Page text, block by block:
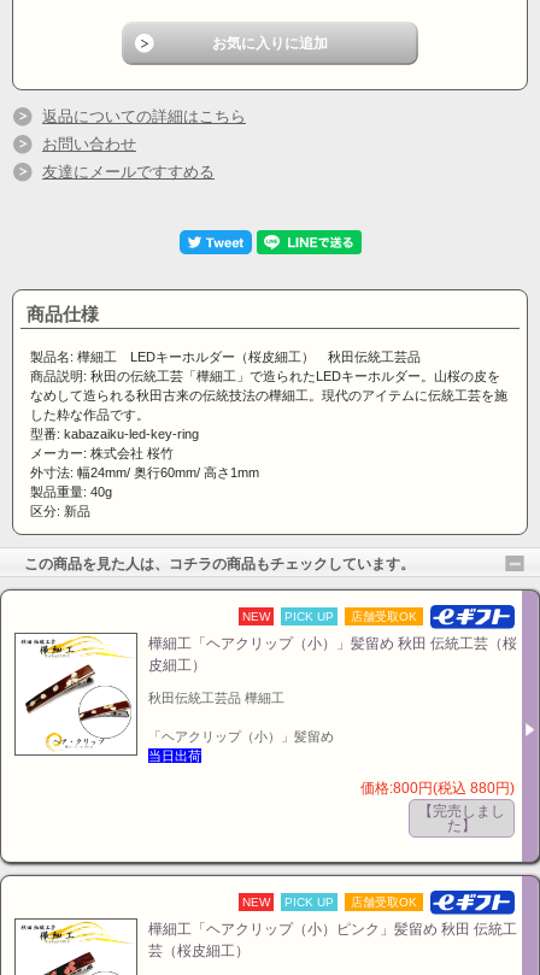
現代のアイテムに伝統工芸を施した粋な作品です。
●サイズ：幅2.4×長6×高1 (cm) ※リングは含まず。
●使用電池：ボタン電池 LR41 4個 （動作確認用電池付属）
返品についての詳細はこちら
お問い合わせ
友達にメールですすめる
商品仕様
製品名: 樺細工 LEDキーホルダー（桜皮細工） 秋田伝統工芸品
商品説明: 秋田の伝統工芸「樺細工」で造られたLEDキーホルダー。山桜の皮を
なめして造られる秋田古来の伝統技法の樺細工。現代のアイテムに伝統工芸を施
した粋な作品です。
型番: kabazaiku-led-key-ring
メーカー: 株式会社 桜竹
外寸法: 幅24mm/ 奥行60mm/ 高さ1mm
製品重量: 40g
区分: 新品
この商品を見た人は、コチラの商品もチェックしています。
NEW PICK UP 店舗受取OK
樺細工「ヘアクリップ（小）」髪留め 秋田 伝統工芸（桜
皮細工）
秋田伝統工芸品 樺細工
「ヘアクリップ（小）」髪留め
当日出荷
価格:800円(税込 880円)
【完売しまし
た】
NEW PICK UP 店舗受取OK
樺細工「ヘアクリップ（小）ピンク」髪留め 秋田 伝統工
芸（桜皮細工）